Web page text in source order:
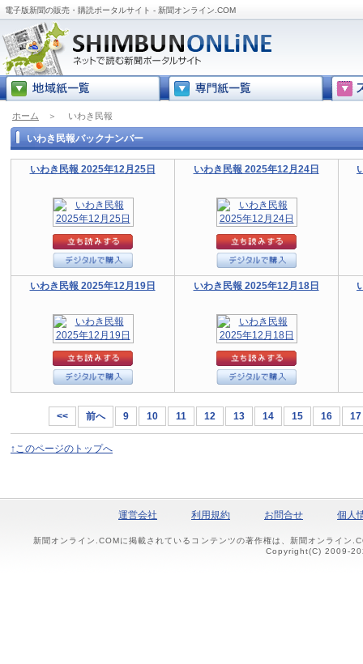
電子版新聞の販売・購読ポータルサイト - 新聞オンライン.COM
ホーム ＞ いわき民報
いわき民報バックナンバー
いわき民報 2025年12月25日 いわき民報 2025年12月24日
いわき民報 2025年12月19日 いわき民報 2025年12月18日
<< 前へ 9 10 11 12 13 14 15 16 17
↑このページのトップへ
運営会社 利用規約 お問合せ 個人
新聞オンライン.COMに掲載されているコンテンツの著作権は、新聞オンライン
Copyright(C) 2009-